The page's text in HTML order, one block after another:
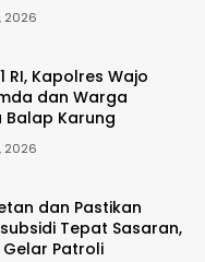
2026
RI, Kapolres Wajo
dan Warga
Balap Karung
2026
dan Pastikan
Tepat Sasaran,
Patroli